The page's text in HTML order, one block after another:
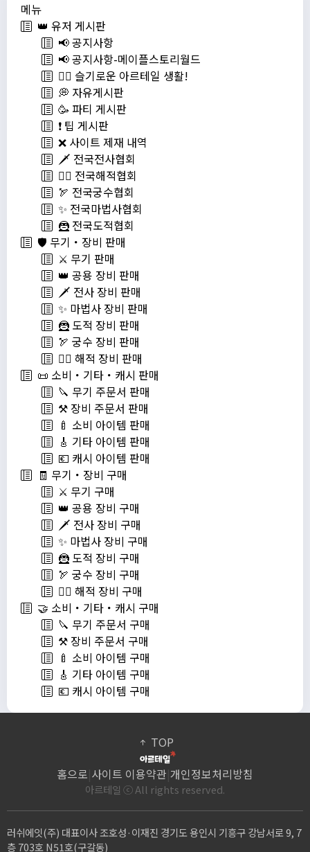
메뉴
👑 유저 게시판
📢 공지사항
📢 공지사항-메이플스토리월드
💁‍♂ 슬기로운 아르테일 생활!
💭 자유게시판
🥳 파티 게시판
❗️ 팁 게시판
❌ 사이트 제재 내역
🗡️ 전국전사협회
🏴‍☠️ 전국해적협회
🏹 전국궁수협회
✨ 전국마법사협회
🦹 전국도적협회
🛡️ 무기・장비 판매
⚔️ 무기 판매
👑 공용 장비 판매
🗡️ 전사 장비 판매
✨ 마법사 장비 판매
🦹 도적 장비 판매
🏹 궁수 장비 판매
🏴‍☠️ 해적 장비 판매
📜 소비・기타・캐시 판매
🔪 무기 주문서 판매
⚒️ 장비 주문서 판매
🍼 소비 아이템 판매
🎸 기타 아이템 판매
💶 캐시 아이템 판매
🧾 무기・장비 구매
⚔️ 무기 구매
👑 공용 장비 구매
🗡️ 전사 장비 구매
✨ 마법사 장비 구매
🦹 도적 장비 구매
🏹 궁수 장비 구매
🏴‍☠️ 해적 장비 구매
🤝 소비・기타・캐시 구매
🔪 무기 주문서 구매
⚒️ 장비 주문서 구매
🍼 소비 아이템 구매
🎸 기타 아이템 구매
💶 캐시 아이템 구매
TOP
홈으로 사이트 이용약관 개인정보처리방침
아르테일 ⓒ All rights reserved.
러쉬에잇(주) 대표이사 조호성·이재진 경기도 용인시 기흥구 강남서로 9, 7
층 703호 N51호(구갈동)